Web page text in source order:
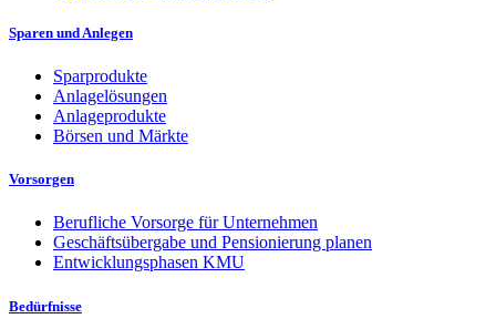
Sparen und Anlegen
Sparprodukte
Anlagelösungen
Anlageprodukte
Börsen und Märkte
Vorsorgen
Berufliche Vorsorge für Unternehmen
Geschäftsübergabe und Pensionierung planen
Entwicklungsphasen KMU
Bedürfnisse